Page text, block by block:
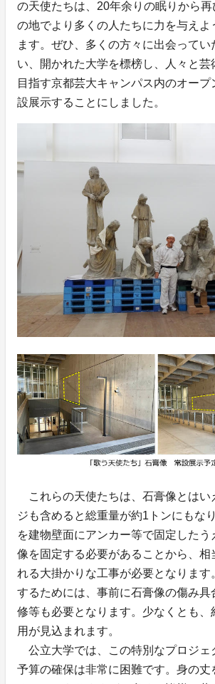
の天使たちは、20年余りの眠りから
の地でより多くの人たちに力を与えよ
ます。ぜひ、多くの方々に出会ってい
い、開かれた大学を標榜し、人々と芸
目指す京都芸大キャンパス内のオープ
設展示することにしました。
これらの天使たちは、石膏像とはい
ジも含めると総重量が約1トンにもな
を建物壁面にアンカー等で固定したう
像を固定する必要があることから、相
れる大掛かりな工事が必要となります
するためには、事前に石膏像の傷み具
修等も必要となります。少なくとも、
用が見込まれます。
公立大学では、この特別なプロジェ
予算の確保は非常に困難です。身の丈